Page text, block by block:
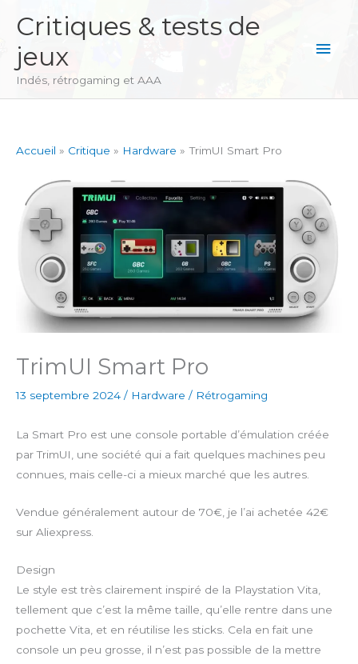
contenu
Critiques & tests de
jeux
Indés, rétrogaming et AAA
Accueil Critique Hardware TrimUI Smart Pro
TrimUI Smart Pro
13 septembre 2024 / Hardware / Rétrogaming
La Smart Pro est une console portable d’émulation créée
par TrimUI, une société qui a fait quelques machines peu
connues, mais celle-ci a mieux marché que les autres.
Vendue généralement autour de 70€, je l’ai achetée 42€
sur Aliexpress.
Design
Le style est très clairement inspiré de la Playstation Vita,
tellement que c’est la même taille, qu’elle rentre dans une
pochette Vita, et en réutilise les sticks. Cela en fait une
console un peu grosse, il n’est pas possible de la mettre